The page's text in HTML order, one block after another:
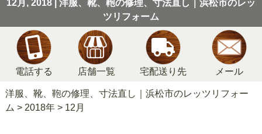
12月, 2018 | 洋服、靴、鞄の修理、寸法直し｜浜松市のレッ
ツリフォーム
電話する 店舗一覧 宅配送り先 メール
洋服、靴、鞄の修理、寸法直し｜浜松市のレッツリフォー
ム > 2018年> 12月